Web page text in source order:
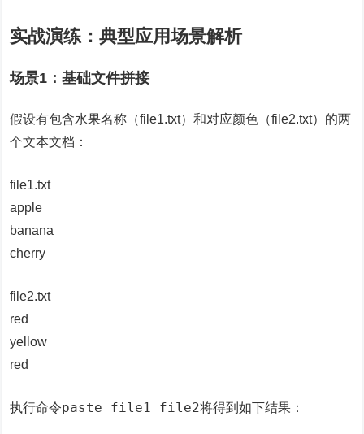
实战演练：典型应用场景解析
场景1：基础文件拼接
假设有包含水果名称（file1.txt）和对应颜色（file2.txt）的两
个文本文档：
file1.txt
apple
banana
cherry
file2.txt
red
yellow
red
执行命令paste file1 file2将得到如下结果：